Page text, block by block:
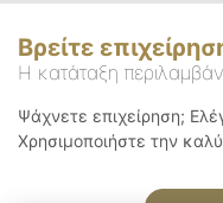
Βρείτε
Η κατάταξη
Ψάχνετε επιχείρηση;
Χρησιμοποιήστε την